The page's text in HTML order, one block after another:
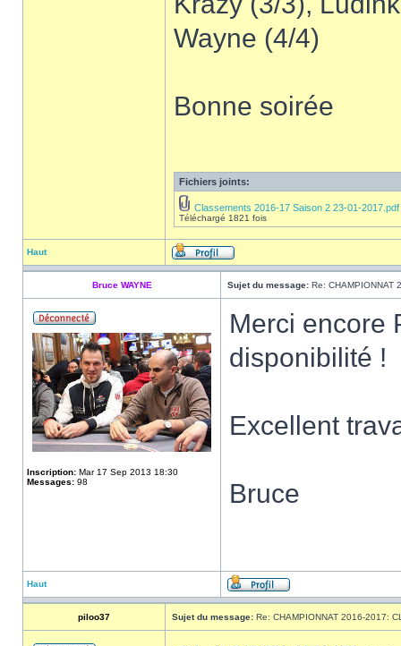
Wayne (4/4)
Bonne soirée
Fichiers joints:
Classements 2016-17 Saison 2 23-01-2017.pdf
Téléchargé 1821 fois
Haut
Bruce WAYNE Sujet du message: Re: CHAMPIONNAT
Inscription: Mar 17 Sep 2013 18:30
Messages: 98
Merci encore
disponibilité !
Excellent
Bruce
Haut
piloo37 Sujet du message: Re: CHAMPIONNAT 2016-2017: